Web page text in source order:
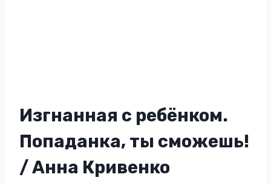
Изгнанная с ребёнком.
Попаданка, ты сможешь!
/ Анна Кривенко